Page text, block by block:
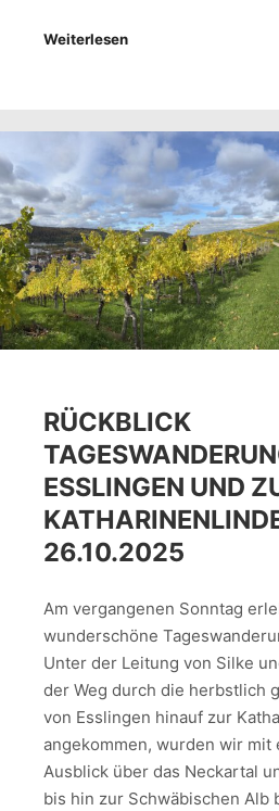
Weiterlesen
RÜCKBLICK
ESSLINGEN UND
26.10.2025
Am vergangenen Sonntag
wunderschöne
Unter der Leitung von Silke
der Weg durch die herbstlich
von Esslingen hinauf zur
angekommen, wurden wir mit
Ausblick über das Neckartal
bis hin zur Schwäbischen Alb